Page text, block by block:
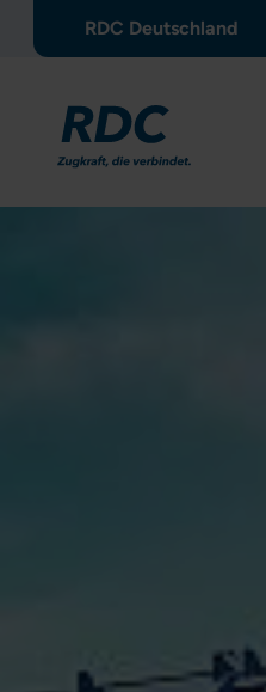
RDC Deutschland